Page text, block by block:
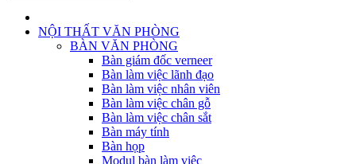
NỘI THẤT VĂN PHÒNG
BÀN VĂN PHÒNG
Bàn giám đốc verneer
Bàn làm việc lãnh đạo
Bàn làm việc nhân viên
Bàn làm việc chân gỗ
Bàn làm việc chân sắt
Bàn máy tính
Bàn họp
Modul bàn làm việc